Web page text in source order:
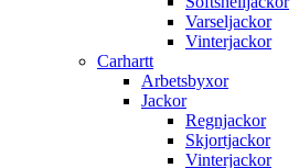
Varseljackor
Vinterjackor
Carhartt
Arbetsbyxor
Jackor
Regnjackor
Skjortjackor
Vinterjackor